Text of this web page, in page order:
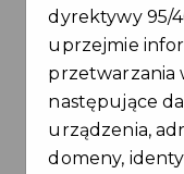
dyrektywy 95/
uprzejmie
przetwarzania
następujące
urządzenia,
domeny,